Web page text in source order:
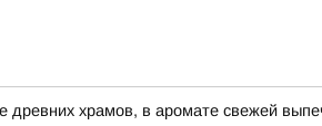
древних храмов, в аромате свежей